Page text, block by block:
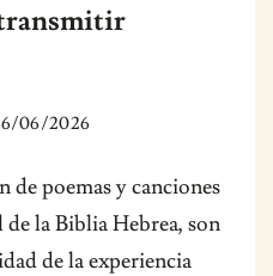
06/2026
de poemas y canciones
la Biblia Hebrea, son
de la experiencia